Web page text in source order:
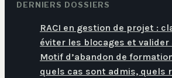
DERNIERS DOSSIERS
RACI en gestion de projet :
éviter les blocages et valider
Motif d’abandon de
quels cas sont admis, quels